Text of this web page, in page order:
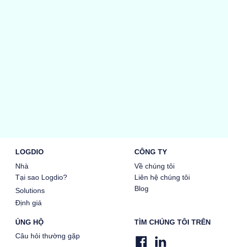
LOGDIO
Nhà
Tại sao Logdio?
Solutions
Định giá
CÔNG TY
Về chúng tôi
Liên hệ chúng tôi
Blog
ỦNG HỘ
Câu hỏi thường gặp
TÌM CHÚNG TÔI TRÊN